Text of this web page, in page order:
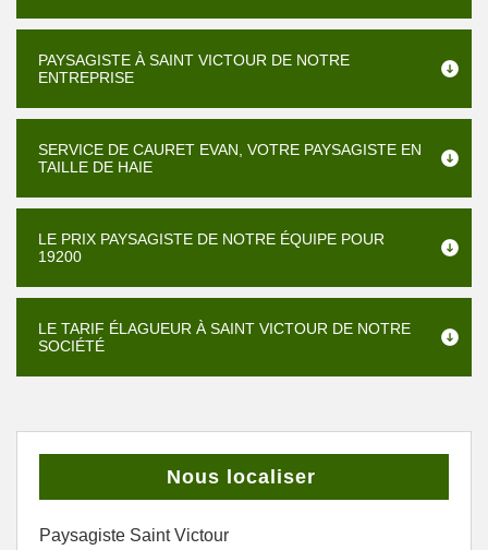
PAYSAGISTE À SAINT VICTOUR DE NOTRE
ENTREPRISE
SERVICE DE CAURET EVAN, VOTRE PAYSAGISTE EN
TAILLE DE HAIE
LE PRIX PAYSAGISTE DE NOTRE ÉQUIPE POUR
19200
LE TARIF ÉLAGUEUR À SAINT VICTOUR DE NOTRE
SOCIÉTÉ
Nous localiser
Paysagiste Saint Victour